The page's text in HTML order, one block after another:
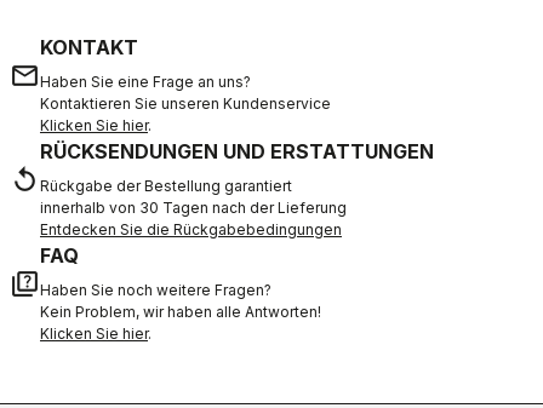
email
KONTAKT
Haben Sie eine Frage an uns?
Kontaktieren Sie unseren Kundenservice
Klicken Sie hier.
replay
RÜCKSENDUNGEN UND ERSTATTUNGEN
Rückgabe der Bestellung garantiert
innerhalb von 30 Tagen nach der Lieferung
Entdecken Sie die Rückgabebedingungen
quiz
FAQ
Haben Sie noch weitere Fragen?
Kein Problem, wir haben alle Antworten!
Klicken Sie hier.